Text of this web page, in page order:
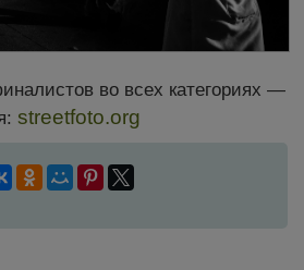
во всех категориях —
streetfoto.org